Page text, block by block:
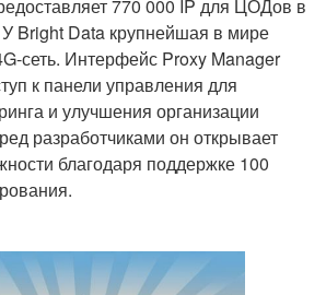
770 000 IP для ЦОДов в
Bright Data крупнейшая в мире
сеть. Интерфейс Proxy Manager
к панели управления для
и улучшения организации
разработчиками он открывает
благодаря поддержке 100